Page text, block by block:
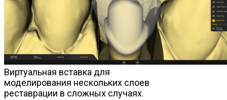
Виртуальная вставка для
моделирования нескольких слоев
реставрации в сложных случаях.